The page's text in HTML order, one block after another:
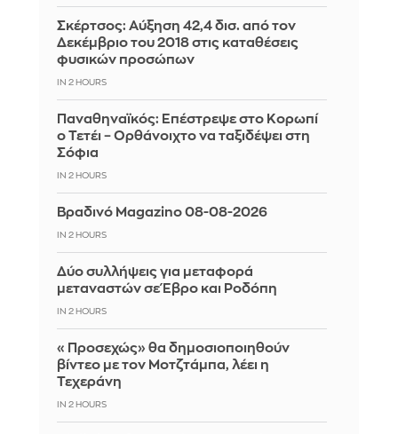
Σκέρτσος: Αύξηση 42,4 δισ. από τον
Δεκέμβριο του 2018 στις καταθέσεις
φυσικών προσώπων
IN 2 HOURS
Παναθηναϊκός: Επέστρεψε στο Κορωπί
ο Τετέι – Ορθάνοιχτο να ταξιδέψει στη
Σόφια
IN 2 HOURS
Βραδινό Magazino 08-08-2026
IN 2 HOURS
Δύο συλλήψεις για μεταφορά
μεταναστών σε Έβρο και Ροδόπη
IN 2 HOURS
«Προσεχώς» θα δημοσιοποιηθούν
βίντεο με τον Μοτζτάμπα, λέει η
Τεχεράνη
IN 2 HOURS